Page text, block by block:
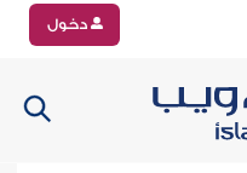
دخول